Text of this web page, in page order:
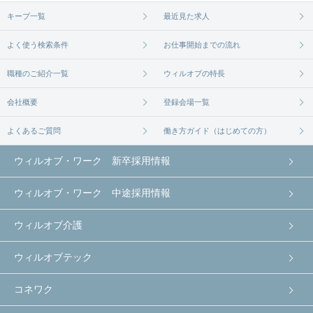
キープ一覧 最近見た求人
よく使う検索条件 お仕事開始までの流れ
職種のご紹介一覧 ウィルオブの特長
会社概要 登録会場一覧
よくあるご質問 働き方ガイド（はじめての方）
ウィルオブ・ワーク 新卒採用情報
ウィルオブ・ワーク 中途採用情報
ウィルオブ介護
ウィルオブテック
コネワク